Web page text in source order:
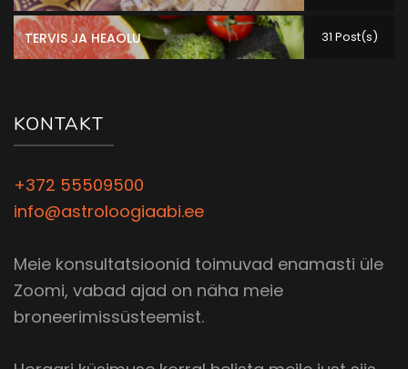
TERVIS JA HEAOLU 31 Post(s)
KONTAKT
+372 55509500
info@astroloogiaabi.ee
Meie konsultatsioonid toimuvad enamasti üle
Zoomi, vabad ajad on näha meie
broneerimissüsteemist.